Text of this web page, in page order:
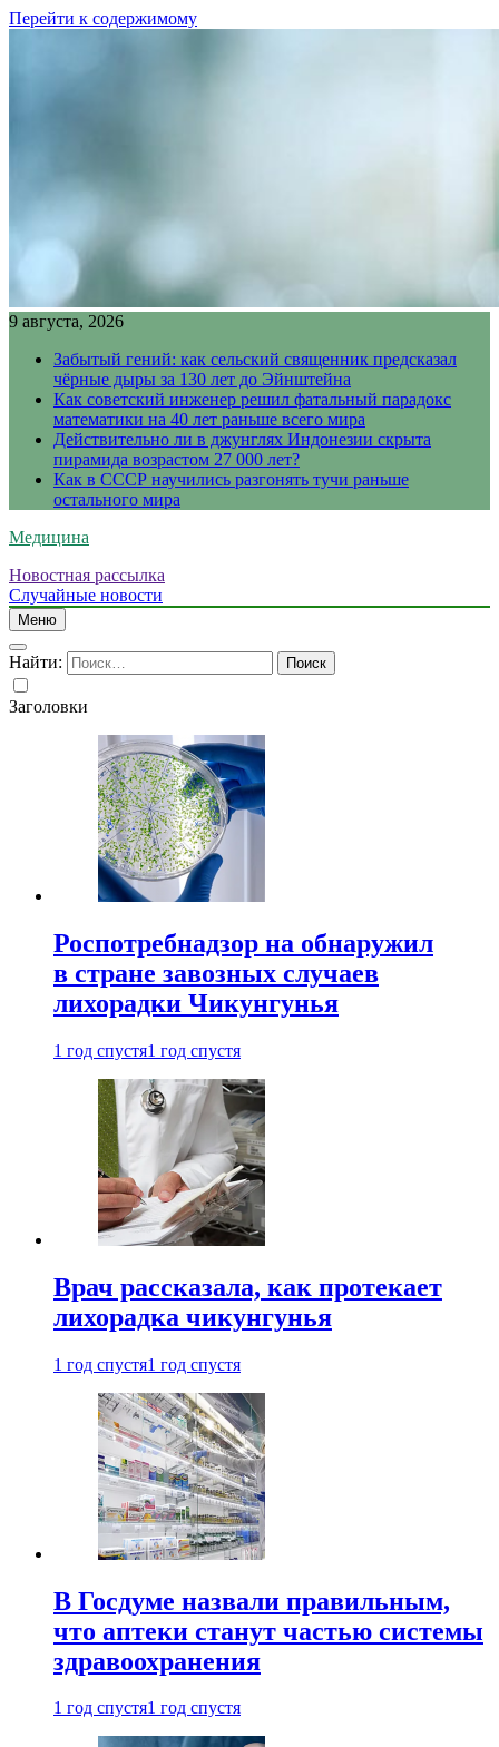
Перейти к содержимому
9 августа, 2026
Забытый гений: как сельский священник предсказал
чёрные дыры за 130 лет до Эйнштейна
Как советский инженер решил фатальный парадокс
математики на 40 лет раньше всего мира
Действительно ли в джунглях Индонезии скрыта
пирамида возрастом 27 000 лет?
Как в СССР научились разгонять тучи раньше
остального мира
Медицина
Новостная рассылка
Случайные новости
Меню
Найти:
Заголовки
Роспотребнадзор на обнаружил
в стране завозных случаев
лихорадки Чикунгунья
1 год спустя1 год спустя
Врач рассказала, как протекает
лихорадка чикунгунья
1 год спустя1 год спустя
В Госдуме назвали правильным,
что аптеки станут частью системы
здравоохранения
1 год спустя1 год спустя